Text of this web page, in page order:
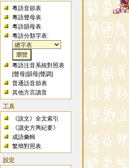
粵語音節表
粵語聲母表
粵語韻母表
粵語分類字表:
粵語注音系統對照表
[聲母 |韻母 |聲調]
普通話音節表
其他方言讀音
工具
《說文》全文索引
《讀史方輿紀要》
成語彙輯
繁簡對照表
設定